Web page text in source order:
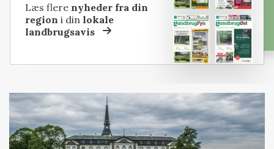
Læs flere nyheder fra din
region i dinlokale
landbrugsavis